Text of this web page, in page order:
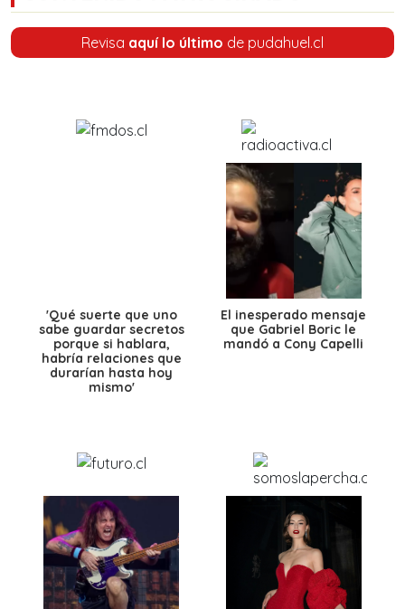
Revisa aquí lo último de pudahuel.cl
'Qué suerte que uno
sabe guardar secretos
porque si hablara,
habría relaciones que
durarían hasta hoy
mismo'
El inesperado mensaje
que Gabriel Boric le
mandó a Cony Capelli